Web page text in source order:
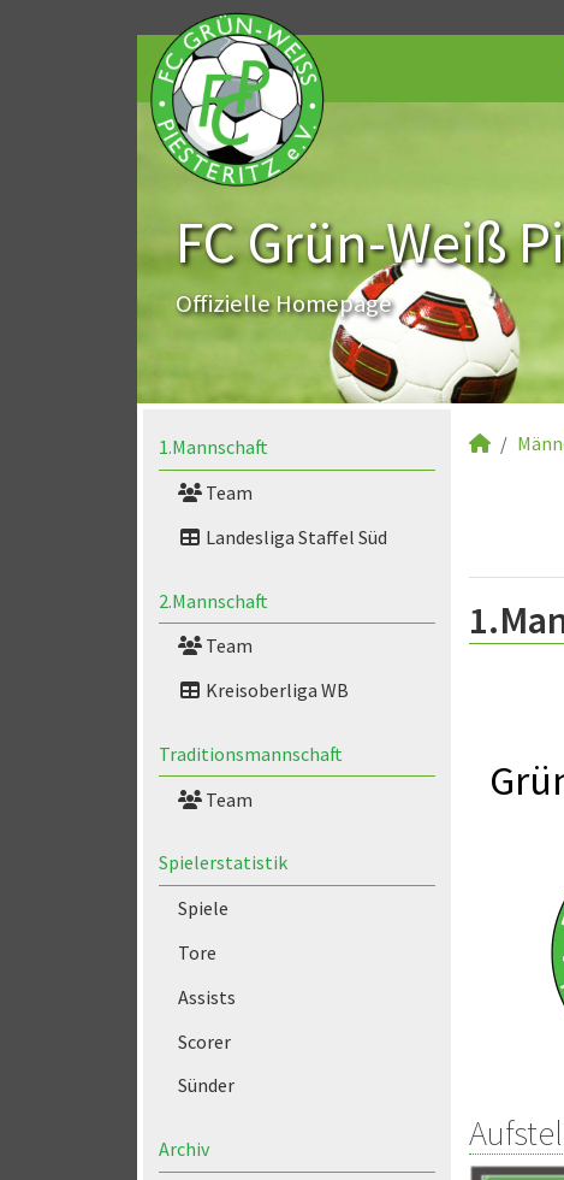
FC Grün-Weiß
Offizielle Homepage
1.Mannschaft
Team
Landesliga Staffel Süd
2.Mannschaft
Team
Kreisoberliga WB
Traditionsmannschaft
Team
Spielerstatistik
Spiele
Tore
Assists
Scorer
Sünder
Archiv